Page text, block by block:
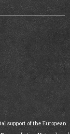
support of the European